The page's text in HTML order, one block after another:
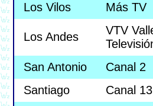
Los Vilos
Más TV
Los Andes
VTV
San Antonio Canal 2
Santiago
Canal 13